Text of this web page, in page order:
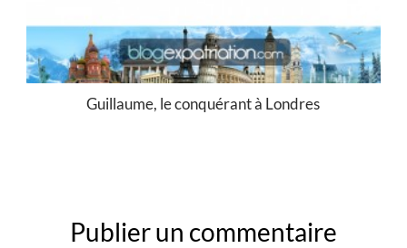
Guillaume, le conquérant à Londres
Publier un commentaire